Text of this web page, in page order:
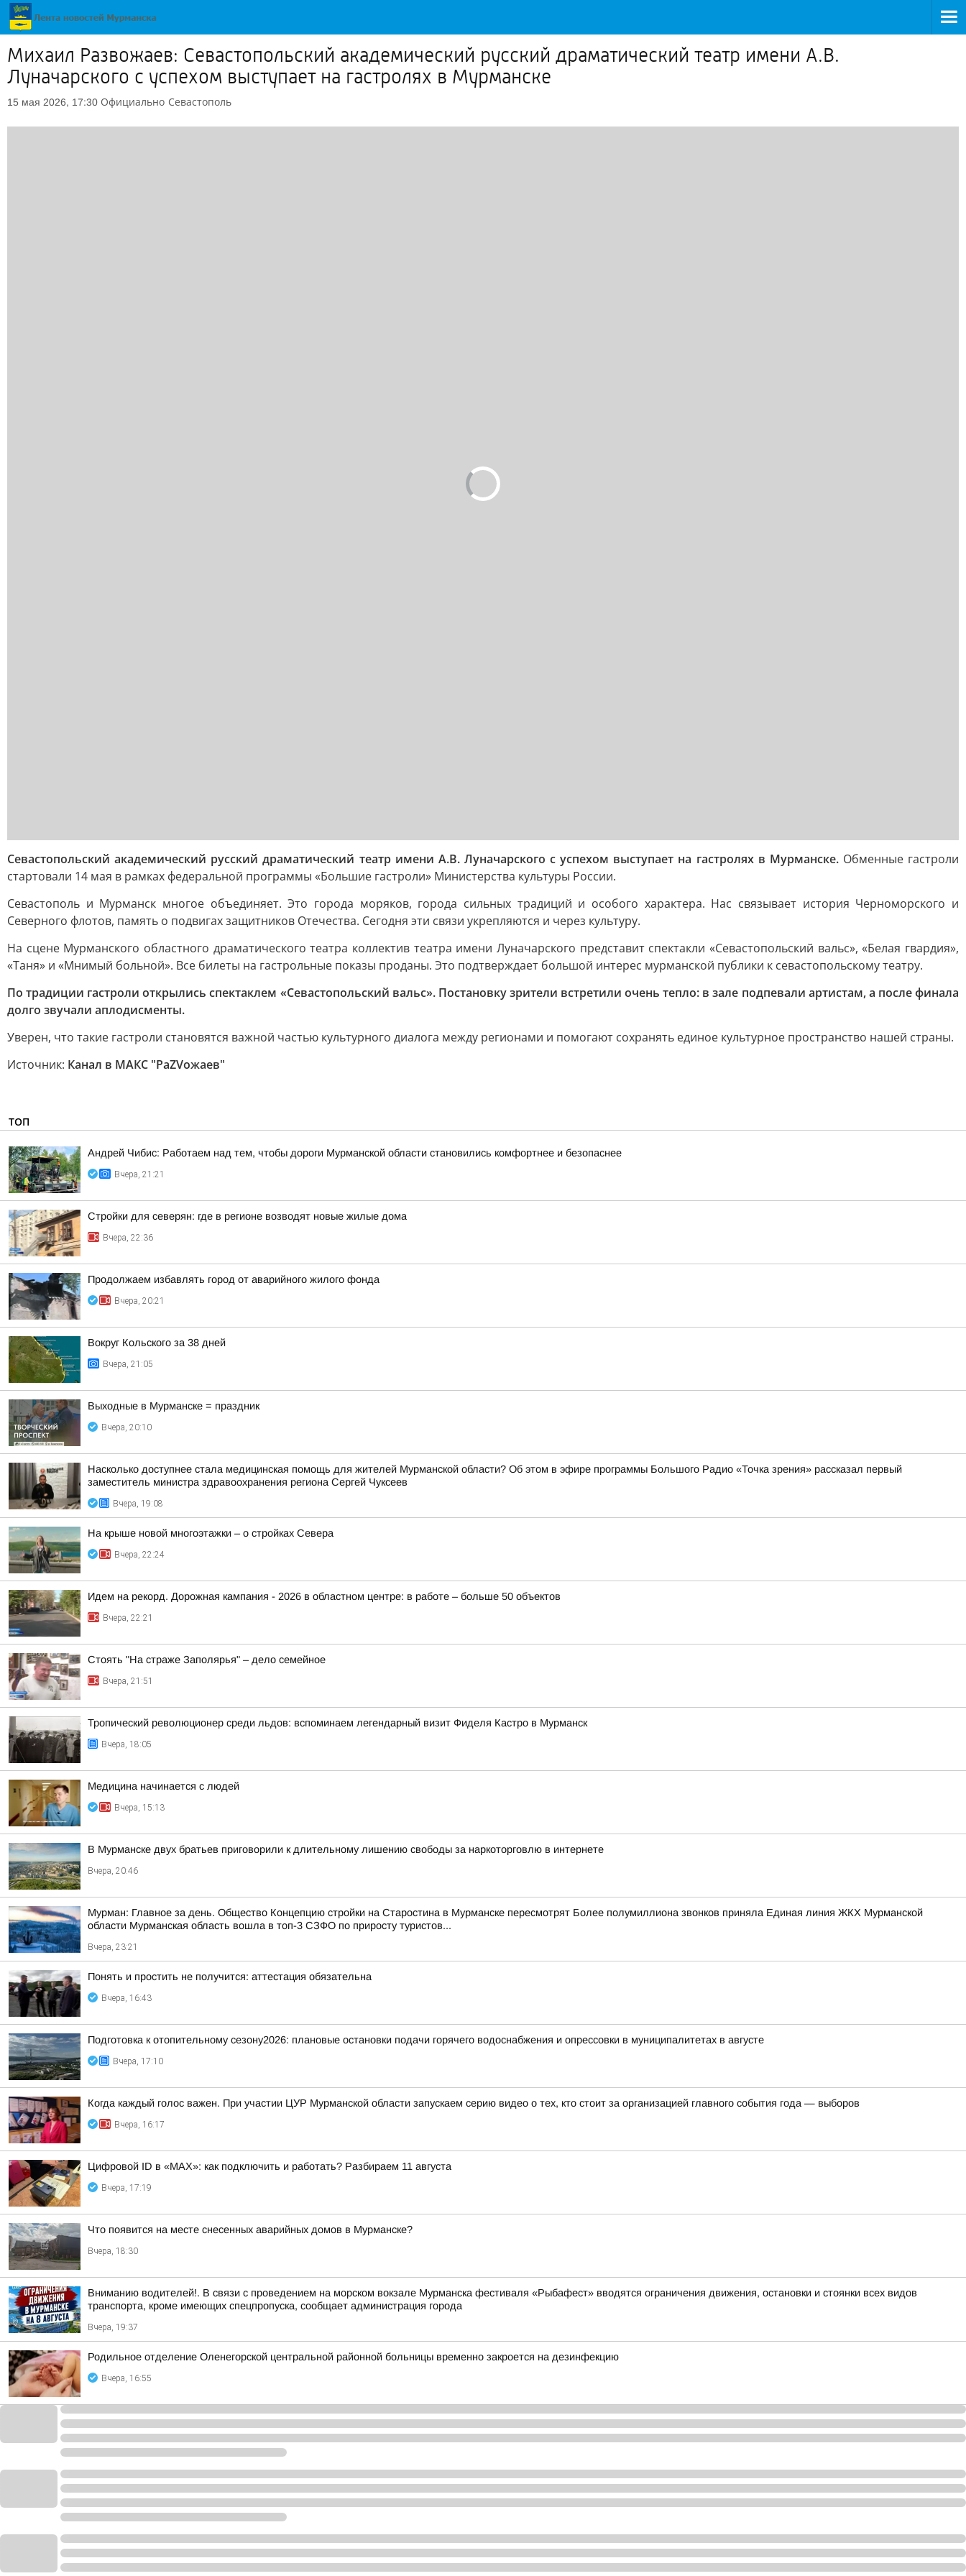
Михаил Развожаев: Севастопольский академический русский драматический театр имени А.В.
Луначарского с успехом выступает на гастролях в Мурманске
15 мая 2026, 17:30 Официально Севастополь
Севастопольский академический русский драматический театр имени А.В. Луначарского с успехом выступает на гастролях в Мурманске. Обменные гастроли
стартовали 14 мая в рамках федеральной программы «Большие гастроли» Министерства культуры России.
Севастополь и Мурманск многое объединяет. Это города моряков, города сильных традиций и особого характера. Нас связывает история Черноморского и
Северного флотов, память о подвигах защитников Отечества. Сегодня эти связи укрепляются и через культуру.
На сцене Мурманского областного драматического театра коллектив театра имени Луначарского представит спектакли «Севастопольский вальс», «Белая гвардия»,
«Таня» и «Мнимый больной». Все билеты на гастрольные показы проданы. Это подтверждает большой интерес мурманской публики к севастопольскому театру.
По традиции гастроли открылись спектаклем «Севастопольский вальс». Постановку зрители встретили очень тепло: в зале подпевали артистам, а после финала
долго звучали аплодисменты.
Уверен, что такие гастроли становятся важной частью культурного диалога между регионами и помогают сохранять единое культурное пространство нашей страны.
Источник: Канал в МАКС "РаZVожаев"
ТОП
Андрей Чибис: Работаем над тем, чтобы дороги Мурманской области становились комфортнее и безопаснее
Вчера, 21:21
Стройки для северян: где в регионе возводят новые жилые дома
Вчера, 22:36
Продолжаем избавлять город от аварийного жилого фонда
Вчера, 20:21
Вокруг Кольского за 38 дней
Вчера, 21:05
Выходные в Мурманске = праздник
Вчера, 20:10
Насколько доступнее стала медицинская помощь для жителей Мурманской области? Об этом в эфире программы Большого Радио «Точка зрения» рассказал первый
заместитель министра здравоохранения региона Сергей Чуксеев
Вчера, 19:08
На крыше новой многоэтажки – о стройках Севера
Вчера, 22:24
Идем на рекорд. Дорожная кампания - 2026 в областном центре: в работе – больше 50 объектов
Вчера, 22:21
Стоять "На страже Заполярья" – дело семейное
Вчера, 21:51
Тропический революционер среди льдов: вспоминаем легендарный визит Фиделя Кастро в Мурманск
Вчера, 18:05
Медицина начинается с людей
Вчера, 15:13
В Мурманске двух братьев приговорили к длительному лишению свободы за наркоторговлю в интернете
Вчера, 20:46
Мурман: Главное за день. Общество Концепцию стройки на Старостина в Мурманске пересмотрят Более полумиллиона звонков приняла Единая линия ЖКХ Мурманской
области Мурманская область вошла в топ-3 СЗФО по приросту туристов...
Вчера, 23:21
Понять и простить не получится: аттестация обязательна
Вчера, 16:43
Подготовка к отопительному сезону2026: плановые остановки подачи горячего водоснабжения и опрессовки в муниципалитетах в августе
Вчера, 17:10
Когда каждый голос важен. При участии ЦУР Мурманской области запускаем серию видео о тех, кто стоит за организацией главного события года — выборов
Вчера, 16:17
Цифровой ID в «MAX»: как подключить и работать? Разбираем 11 августа
Вчера, 17:19
Что появится на месте снесенных аварийных домов в Мурманске?
Вчера, 18:30
Вниманию водителей!. В связи с проведением на морском вокзале Мурманска фестиваля «Рыбафест» вводятся ограничения движения, остановки и стоянки всех видов
транспорта, кроме имеющих спецпропуска, сообщает администрация города
Вчера, 19:37
Родильное отделение Оленегорской центральной районной больницы временно закроется на дезинфекцию
Вчера, 16:55